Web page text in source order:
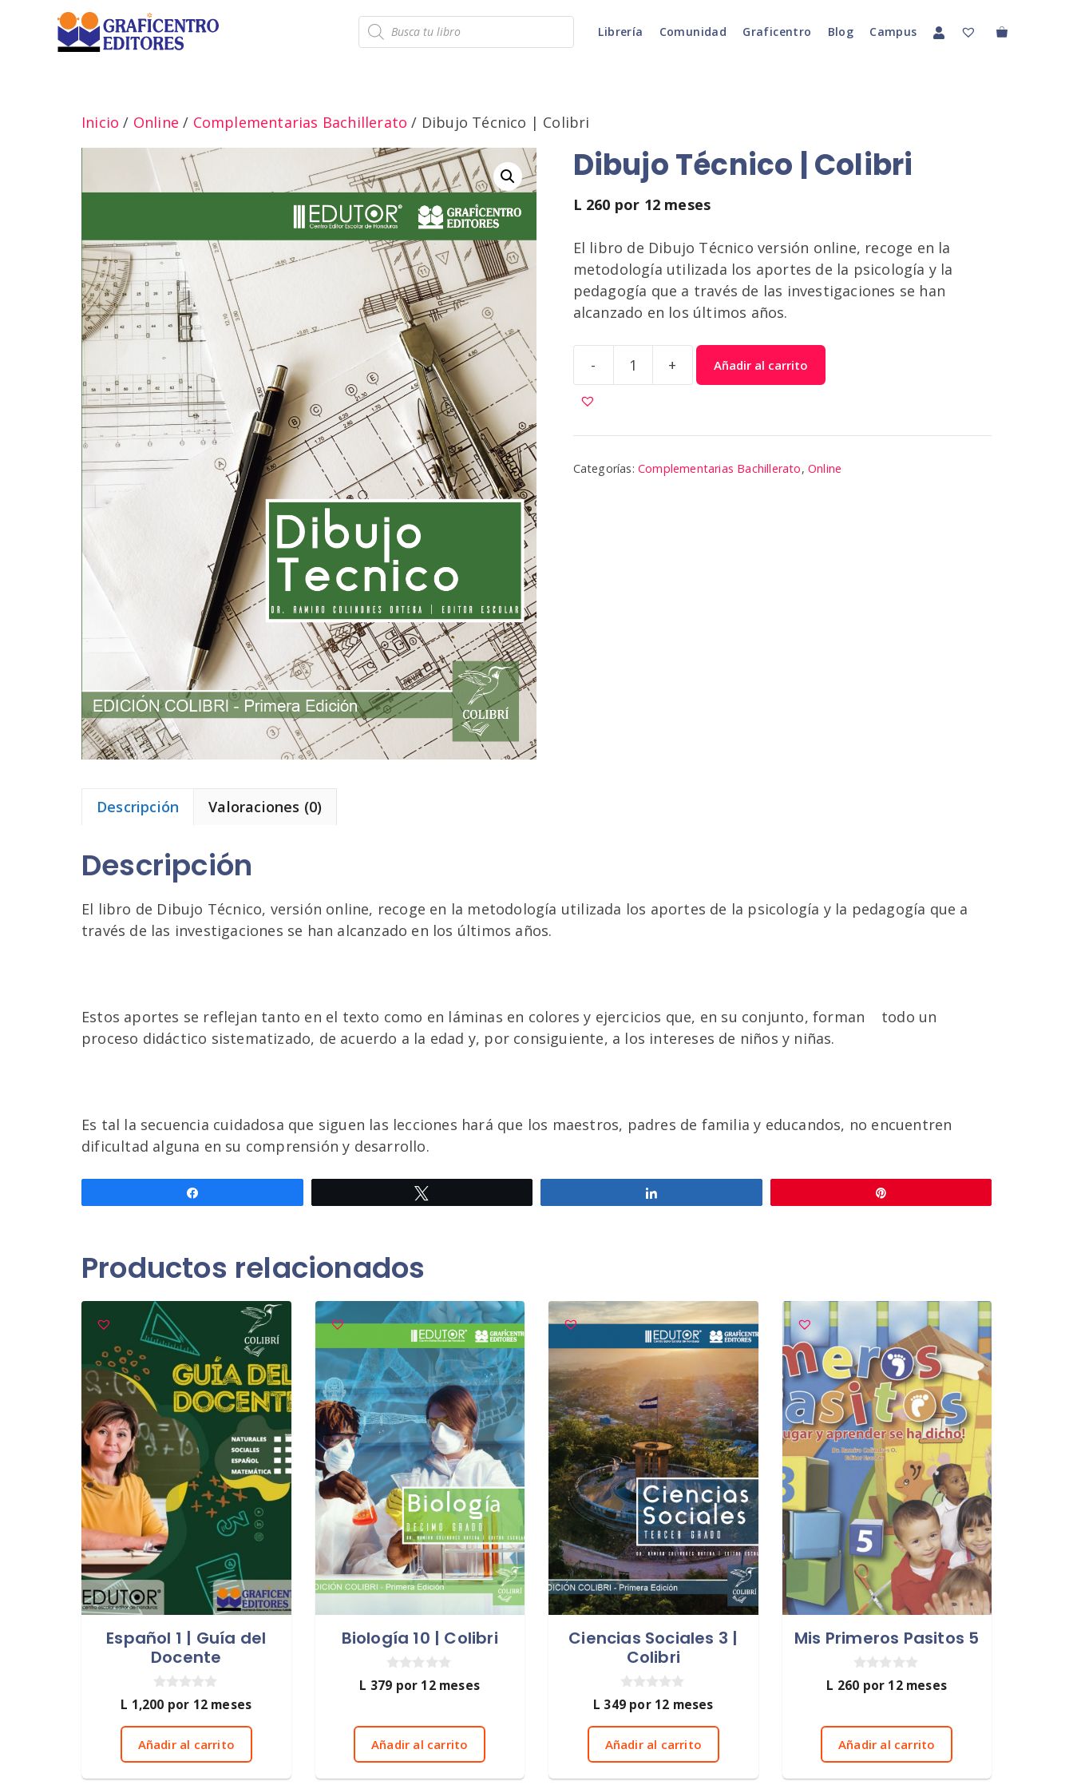
contenido
Búsqueda
de
productos
Librería Comunidad Graficentro Blog Campus
Inicio / Online / Complementarias Bachillerato / Dibujo Técnico | Colibri
Dibujo Técnico | Colibri
L 260 por 12 meses
El libro de Dibujo Técnico versión online, recoge en la
metodología utilizada los aportes de la psicología y la
pedagogía que a través de las investigaciones se han
alcanzado en los últimos años.
-
Técnico
Colibri
cantidad
+ Añadir al carrito
Categorías: Complementarias Bachillerato,Online
Descripción Valoraciones (0)
Descripción
El libro de Dibujo Técnico, versión online, recoge en la metodología utilizada los aportes de la psicología y la pedagogía que a
través de las investigaciones se han alcanzado en los últimos años.
Estos aportes se reflejan tanto en el texto como en láminas en colores y ejercicios que, en su conjunto, forman todo un
proceso didáctico sistematizado, de acuerdo a la edad y, por consiguiente, a los intereses de niños y niñas.
Es tal la secuencia cuidadosa que siguen las lecciones hará que los maestros, padres de familia y educandos, no encuentren
dificultad alguna en su comprensión y desarrollo.
Productos relacionados
Español 1 | Guía del
Docente
0
d
e
L 1,200 por 12 meses
Añadir al carrito
Biología 10 | Colibri
0
d
L 379 por 12 meses
Añadir al carrito
Ciencias Sociales 3 |
Colibri
0
d
e
L 349por 12 meses
Añadir al carrito
Mis Primeros Pasitos 5
0
d
L 260 por 12 meses
Añadir al carrito